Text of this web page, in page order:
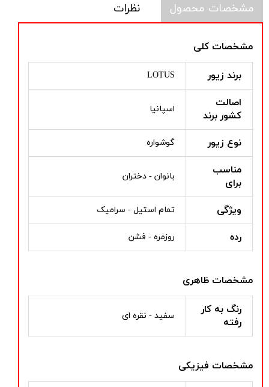
مشخصات محصول نظرات
مشخصات کلی
برند زیور LOTUS
اصالت
کشور برند
اسپانیا
نوع زیور گوشواره
مناسب
برای
بانوان - دختران
ویژگی تمام استیل - سرامیک
رده روزمره - فشن
مشخصات ظاهری
رنگ به کار
رفته
سفید - نقره ای
مشخصات فیزیکی